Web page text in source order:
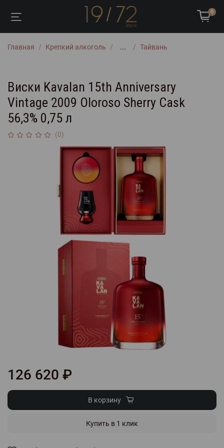
0
Главная Крепкий алкоголь ... Тайвань
Виски Kavalan 15th Anniversary
Vintage 2009 Oloroso Sherry Cask
56,3% 0,75 л
(0)
126 620 ₽
В корзину
Купить в 1 клик